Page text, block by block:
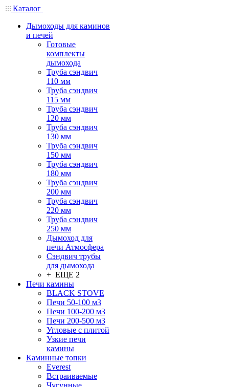
Каталог
Дымоходы для каминов
и печей
Готовые
комплекты
дымохода
Труба сэндвич
110 мм
Труба сэндвич
115 мм
Труба сэндвич
120 мм
Труба сэндвич
130 мм
Труба сэндвич
150 мм
Труба сэндвич
180 мм
Труба сэндвич
200 мм
Труба сэндвич
220 мм
Труба сэндвич
250 мм
Дымоход для
печи Атмосфера
Сэндвич трубы
для дымохода
+ ЕЩЕ 2
Печи камины
BLACK STOVE
Печи 50-100 м3
Печи 100-200 м3
Печи 200-500 м3
Угловые с плитой
Узкие печи
камины
Каминные топки
Everest
Встраиваемые
Чугунные